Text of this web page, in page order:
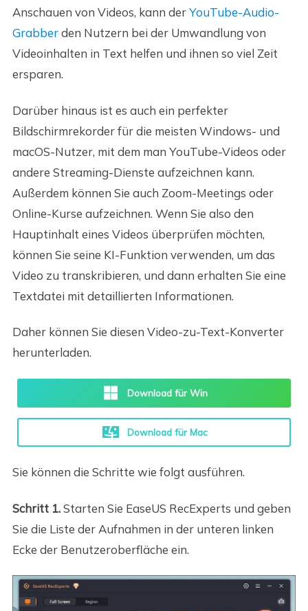
Anschauen von Videos, kann derYouTube-Audio-
Grabberden Nutzern bei der Umwandlung von
Videoinhalten in Text helfen und ihnen so viel Zeit
ersparen.
Darüber hinaus ist es auch ein perfekter
Bildschirmrekorder für die meisten Windows- und
macOS-Nutzer, mit dem man YouTube-Videos oder
andere Streaming-Dienste aufzeichnen kann.
Außerdem können Sie auch Zoom-Meetings oder
Online-Kurse aufzeichnen. Wenn Sie also den
Hauptinhalt eines Videos überprüfen möchten,
können Sie seine KI-Funktion verwenden, um das
Video zu transkribieren, und dann erhalten Sie eine
Textdatei mit detaillierten Informationen.
Daher können Sie diesen Video-zu-Text-Konverter
herunterladen.
Download für Win
Download für Mac
Sie können die Schritte wie folgt ausführen.
Schritt 1.Starten Sie EaseUS RecExperts und geben
Sie die Liste der Aufnahmen in der unteren linken
Ecke der Benutzeroberfläche ein.